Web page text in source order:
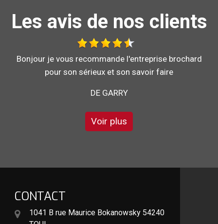
Les avis de nos clients
Travail effectué avec sérieux.
Voir plus
CONTACT
1041 B rue Maurice Bokanowsky 54240